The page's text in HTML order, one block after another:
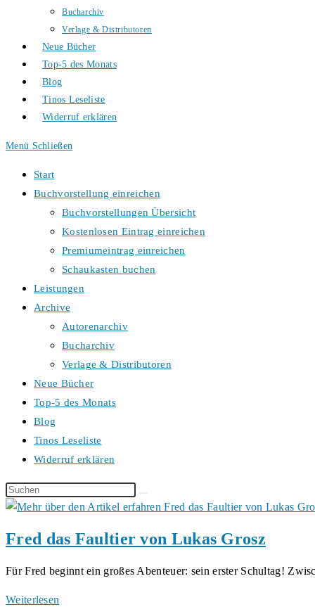
Bucharchiv
Verlage & Distributoren
Neue Bücher
Top-5 des Monats
Blog
Tinos Leseliste
Widerruf erklären
Menü Schließen
Start
Buchvorstellung einreichen
Buchvorstellungen Übersicht
Kostenlosen Eintrag einreichen
Premiumeintrag einreichen
Schaukasten buchen
Leistungen
Archive
Autorenarchiv
Bucharchiv
Verlage & Distributoren
Neue Bücher
Top-5 des Monats
Blog
Tinos Leseliste
Widerruf erklären
Diese
Website
Fred das Faultier von Lukas Grosz
Für Fred beginnt ein großes Abenteuer: sein erster Schultag!
Weiterlesen